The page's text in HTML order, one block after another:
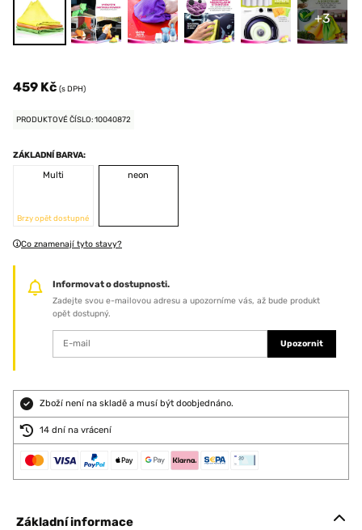
+3
459 Kč (s DPH)
PRODUKTOVÉ ČÍSLO: 10040872
ZÁKLADNÍ BARVA:
Multi
Brzy opět dostupné
neon
Co znamenají tyto stavy?
Informovat o dostupnosti.
Zadejte svou e-mailovou adresu a upozorníme vás, až bude produkt
opět dostupný.
Upozornit
Zboží není na skladě a musí být doobjednáno.
14 dní na vrácení
Základní informace